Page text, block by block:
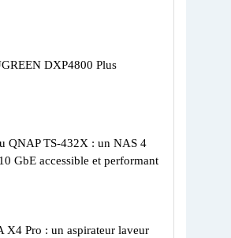
DXP4800 Plus
QNAP TS-432X : un NAS 4
GbE accessible et performant
X4 Pro : un aspirateur laveur